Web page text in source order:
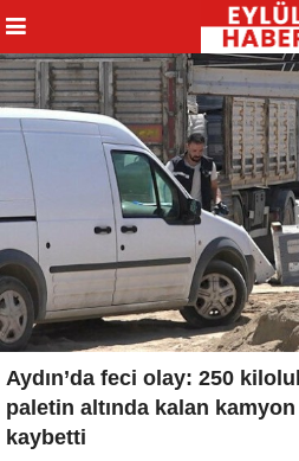
Aydın’da feci olay: 250
paletin altında kalan kamyon
kaybetti